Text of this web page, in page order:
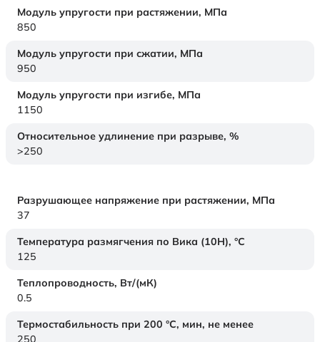
Модуль упругости при растяжении, МПа
850
Модуль упругости при сжатии, МПа
950
Модуль упругости при изгибе, МПа
1150
Относительное удлинение при разрыве, %
>250
Разрушающее напряжение при растяжении, МПа
37
Температура размягчения по Вика (10Н), °C
125
Теплопроводность, Вт/(мК)
0.5
Термостабильность при 200 °С, мин, не менее